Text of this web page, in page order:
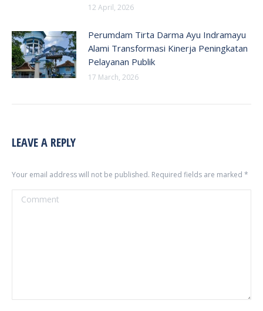
12 April, 2026
Perumdam Tirta Darma Ayu Indramayu
Alami Transformasi Kinerja Peningkatan
Pelayanan Publik
17 March, 2026
LEAVE A REPLY
Your email address will not be published. Required fields are marked *
Comment